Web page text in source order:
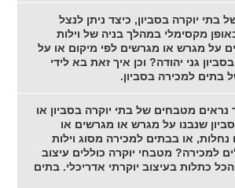
בתי יוקרה בסביון, כיצד ניתן לנצל
מקסימלי במהלך בניה של וילות
על מגרש או מגרשים לפי מיקום או על
גני יהודה? וכן איך זאת בא לידי
בתים למכירה בסביון.
נראים מטבחים של בתי יוקרה בסביון או
שנבנו על מגרש או מגרשים או
או בבתים למכירה מסוג וילות
למכירה? מטבחי יוקרה כוללים עיצוב
כתלות בעיצוב יוקרתי אדריכלי. בתים